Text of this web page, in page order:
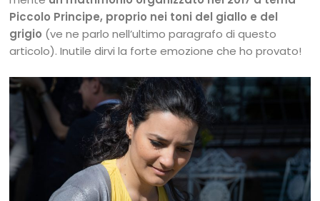
Piccolo Principe, proprio nei toni del giallo e del
grigio (ve ne parlo nell’ultimo paragrafo di questo
articolo). Inutile dirvi la forte emozione che ho provato!